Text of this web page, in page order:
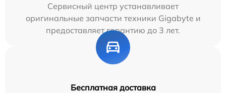
Сервисный центр устанавливает
оригинальные запчасти техники Gigabyte и
предоставляет гарантию до 3 лет.
Бесплатная доставка